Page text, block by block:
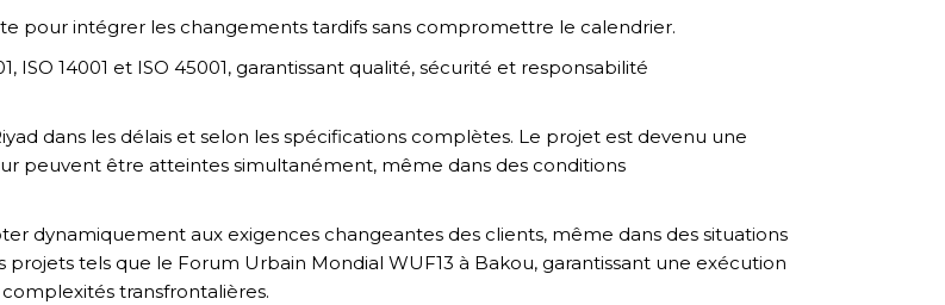
pour intégrer les changements tardifs sans compromettre le calendrier.
ISO 14001 et ISO 45001, garantissant qualité, sécurité et responsabilité
dans les délais et selon les spécifications complètes. Le projet est devenu une
peuvent être atteintes simultanément, même dans des conditions
dynamiquement aux exigences changeantes des clients, même dans des situations
tels que le Forum Urbain Mondial WUF13 à Bakou, garantissant une exécution
transfrontalières.